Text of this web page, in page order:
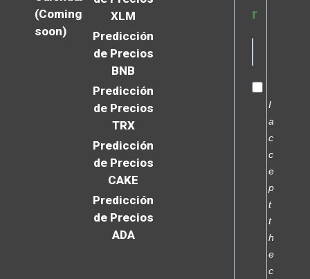
(Coming
soon)
XLM
Predicción
de Precios
BNB
Predicción
de Precios
TRX
Predicción
de Precios
CAKE
Predicción
de Precios
ADA
r
I
a
c
c
e
p
t
t
h
e
c